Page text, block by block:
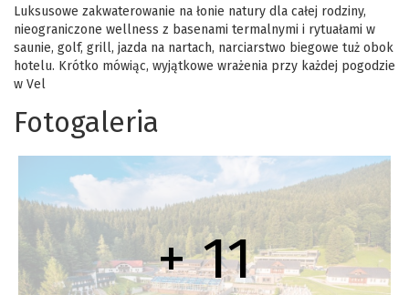
Luksusowe zakwaterowanie na łonie natury dla całej rodziny,
nieograniczone wellness z basenami termalnymi i rytuałami w
saunie, golf, grill, jazda na nartach, narciarstwo biegowe tuż obok
hotelu. Krótko mówiąc, wyjątkowe wrażenia przy każdej pogodzie
w Vel
Fotogaleria
+ 11